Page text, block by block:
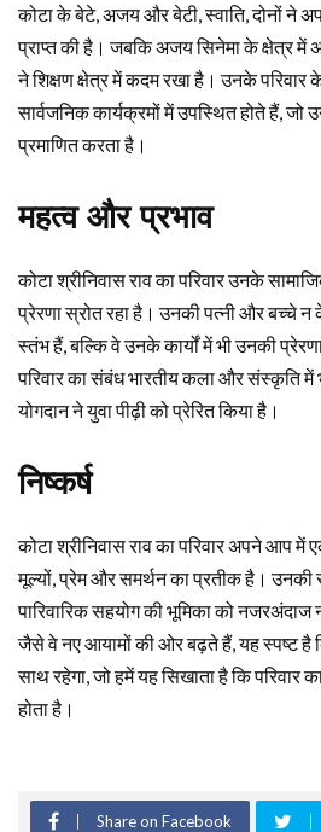
कोटा के बेटे, अजय और बेटी, स्वाति, दोनों ने
प्राप्त की है। जबकि अजय सिनेमा के क्षेत्र में
ने शिक्षण क्षेत्र में कदम रखा है। उनके
सार्वजनिक कार्यक्रमों में उपस्थित होते हैं, जो
प्रमाणित करता है।
महत्व और प्रभाव
कोटा श्रीनिवास राव का परिवार उनके
प्रेरणा स्रोत रहा है। उनकी पत्नी और बच्चे
स्तंभ हैं, बल्कि वे उनके कार्यों में भी उनकी
परिवार का संबंध भारतीय कला और संस्कृति में
योगदान ने युवा पीढ़ी को प्रेरित किया है।
निष्कर्ष
कोटा श्रीनिवास राव का परिवार अपने आप में
मूल्यों, प्रेम और समर्थन का प्रतीक है। उनकी
पारिवारिक सहयोग की भूमिका को
जैसे वे नए आयामों की ओर बढ़ते हैं, यह स्पष्ट है
साथ रहेगा, जो हमें यह सिखाता है कि परिवार
होता है।
Share on Facebook